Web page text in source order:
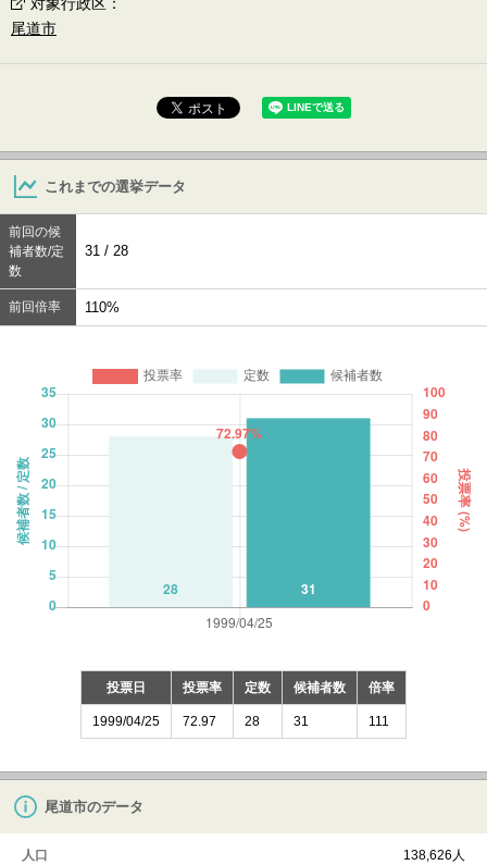
対象行政区 ：
尾道市
これまでの選挙データ
前回の候
補者数/定
数
31 / 28
前回倍率 110%
投票日 投票率 定数 候補者数 倍率
1999/04/25 72.97 28 31 111
尾道市のデータ
人口 138,626人